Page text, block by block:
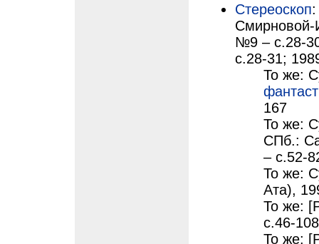
Стереоскоп
№9 – с.28-
с.28-31;
То же:
167
То же:
СПб.:
– с.52-
То же:
Ата),
То же:
с.46-108
То же: